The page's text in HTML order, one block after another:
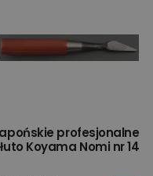
profesjonalne
Koyama Nomi nr 14